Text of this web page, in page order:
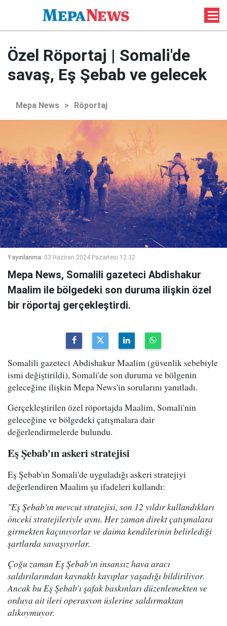
Özel Röportaj | Somali'de
savaş, Eş Şebab ve gelecek
Mepa News > Röportaj
Yayınlanma: 03 Haziran 2024 Pazartesi 12:32
Mepa News, Somalili gazeteci Abdishakur
Maalim ile bölgedeki son duruma ilişkin özel
bir röportaj gerçekleştirdi.
Somalili gazeteci Abdishakur Maalim (güvenlik sebebiyle
ismi değiştirildi), Somali'de son duruma ve bölgenin
geleceğine ilişkin Mepa News'in sorularını yanıtladı.
Gerçekleştirilen özel röportajda Maalim, Somali'nin
geleceğine ve bölgedeki çatışmalara dair
değerlendirmelerde bulundu.
Eş Şebab'ın askeri stratejisi
Eş Şebab'ın Somali'de uyguladığı askeri stratejiyi
değerlendiren Maalim şu ifadeleri kullandı:
"Eş Şebab'ın mevcut stratejisi, son 12 yıldır kullandıkları
önceki stratejileriyle aynı. Her zaman direkt çatışmalara
girmekten kaçınıyorlar ve daima kendilerinin belirlediği
şartlarda savaşıyorlar.
Çoğu zaman Eş Şebab'ın insansız hava aracı
saldırılarından kaynaklı kayıplar yaşadığı bildiriliyor.
Ancak bu Eş Şebab'ı şafak baskınları düzenlemekten ve
orduya ait ileri operasyon üslerine saldırmaktan
alıkoymuyor.